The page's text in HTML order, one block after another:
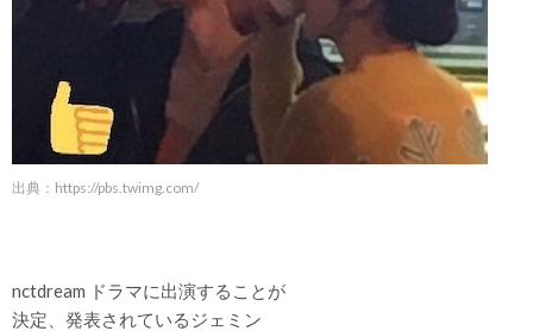
出典： https://pbs.twimg.com/
nctdream ドラマに出演することが
決定、発表されているジェミン